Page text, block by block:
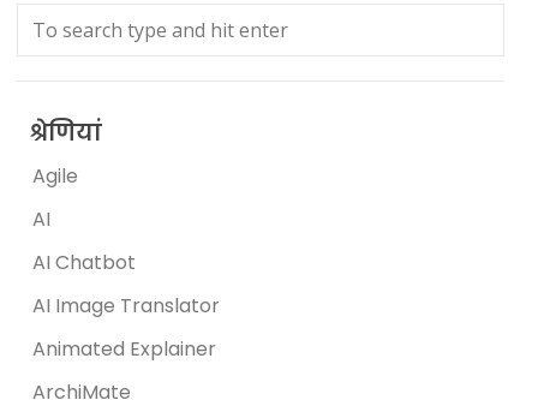
श्रेणियां
Agile
AI
AI Chatbot
AI Image Translator
Animated Explainer
ArchiMate